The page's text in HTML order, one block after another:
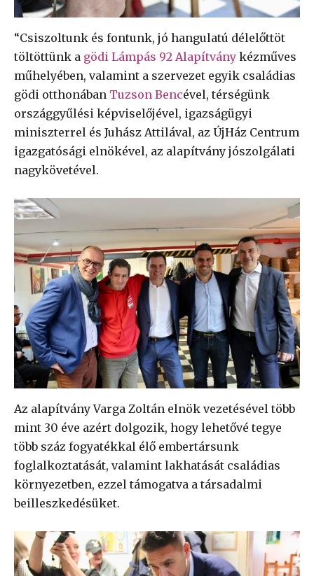
“Csiszoltunk és fontunk, jó hangulatú délelőttöt
töltöttünk a gödi Lámpás 92 Alapítvány kézműves
műhelyében, valamint a szervezet egyik családias
gödi otthonában Tuzson Bencével, térségünk
országgyűlési képviselőjével, igazságügyi
miniszterrel és Juhász Attilával, az ÚjHáz Centrum
igazgatósági elnökével, az alapítvány jószolgálati
nagykövetével.
Az alapítvány Varga Zoltán elnök vezetésével több
mint 30 éve azért dolgozik, hogy lehetővé tegye
több száz fogyatékkal élő embertársunk
foglalkoztatását, valamint lakhatását családias
környezetben, ezzel támogatva a társadalmi
beilleszkedésüket.